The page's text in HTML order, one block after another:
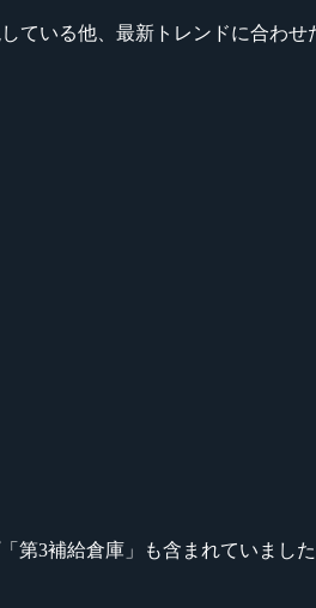
ている他、最新トレンドに合わ
第3補給倉庫」も含まれていまし